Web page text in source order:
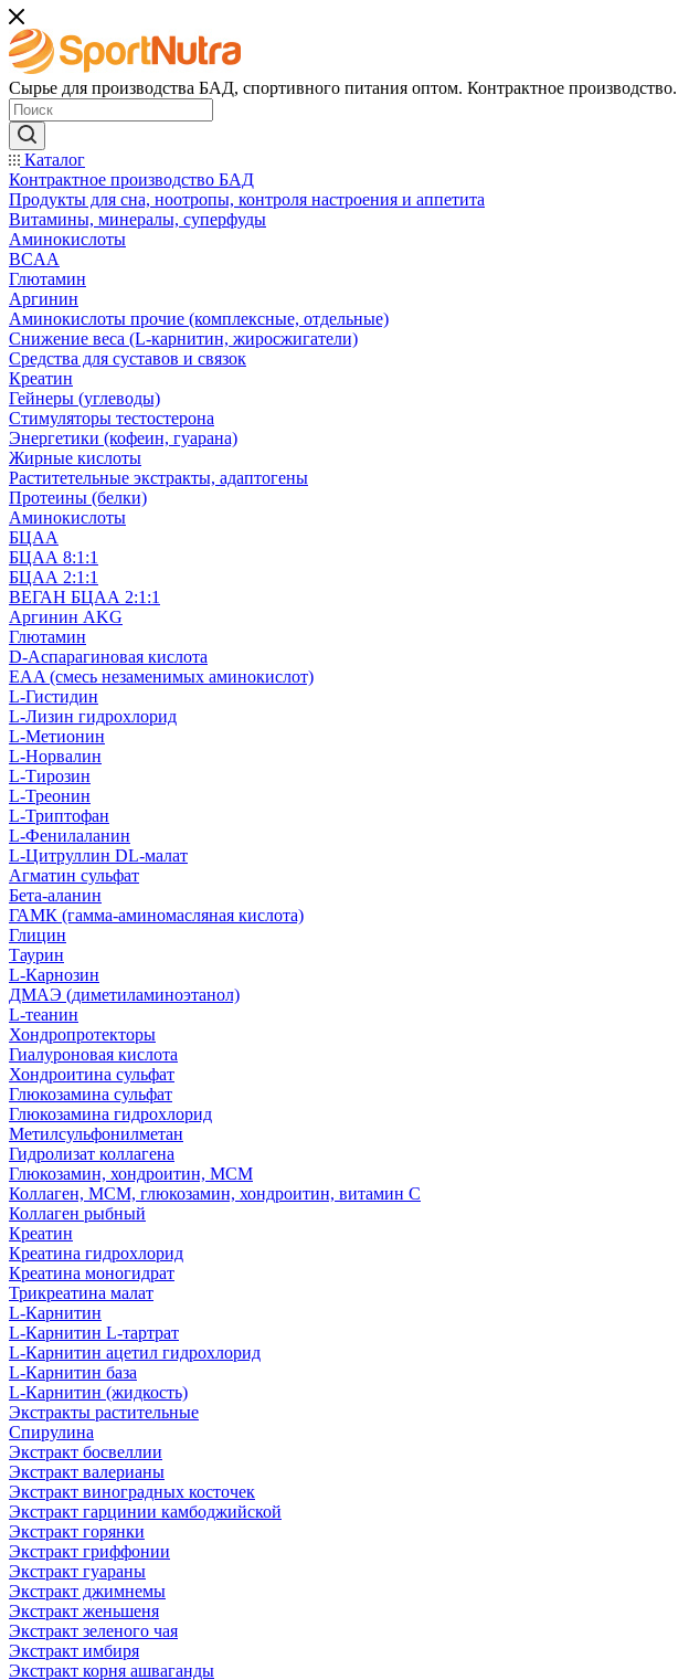
Сырье для производства БАД, спортивного питания оптом. Контрактное производство.
Каталог
Контрактное производство БАД
Продукты для сна, ноотропы, контроля настроения и аппетита
Витамины, минералы, суперфуды
Аминокислоты
BCAA
Глютамин
Аргинин
Аминокислоты прочие (комплексные, отдельные)
Снижение веса (L-карнитин, жиросжигатели)
Средства для суставов и связок
Креатин
Гейнеры (углеводы)
Стимуляторы тестостерона
Энергетики (кофеин, гуарана)
Жирные кислоты
Раститетельные экстракты, адаптогены
Протеины (белки)
Аминокислоты
БЦАА
БЦАА 8:1:1
БЦАА 2:1:1
ВЕГАН БЦАА 2:1:1
Аргинин AKG
Глютамин
D-Аспарагиновая кислота
EAA (смесь незаменимых аминокислот)
L-Гистидин
L-Лизин гидрохлорид
L-Метионин
L-Норвалин
L-Тирозин
L-Треонин
L-Триптофан
L-Фенилаланин
L-Цитруллин DL-малат
Агматин cульфат
Бета-аланин
ГАМК (гамма-аминомасляная кислота)
Глицин
Таурин
L-Карнозин
ДМАЭ (диметиламиноэтанол)
L-теанин
Хондропротекторы
Гиалуроновая кислота
Хондроитина сульфат
Глюкозамина сульфат
Глюкозамина гидрохлорид
Метилсульфонилметан
Гидролизат коллагена
Глюкозамин, хондроитин, МСМ
Коллаген, МСМ, глюкозамин, хондроитин, витамин С
Коллаген рыбный
Креатин
Креатина гидрохлорид
Креатина моногидрат
Трикреатина малат
L-Карнитин
L-Карнитин L-тартрат
L-Карнитин ацетил гидрохлорид
L-Карнитин база
L-Карнитин (жидкость)
Экстракты растительные
Спирулина
Экстракт босвеллии
Экстракт валерианы
Экстракт виноградных косточек
Экстракт гарцинии камбоджийской
Экстракт горянки
Экстракт гриффонии
Экстракт гуараны
Экстракт джимнемы
Экстракт женьшеня
Экстракт зеленого чая
Экстракт имбиря
Экстракт корня ашваганды